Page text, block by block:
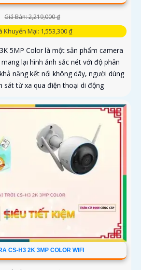
Giá Bán: 2,219,000 ₫
Khuyến Mại: 1,553,300 ₫
5MP Color là một sản phẩm camera
lại hình ảnh sắc nét với độ phân
năng kết nối không dây, người dùng
sát từ xa qua điện thoại di động
CS-H3 2K 3MP COLOR WIFI